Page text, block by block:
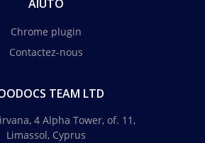
AIUTO
Chrome plugin
Contactez-nous
TEAM LTD
4 Alpha Tower, of. 11,
Limassol, Cyprus